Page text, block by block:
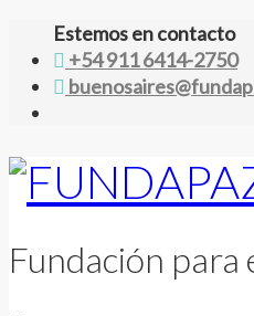
Estemos en contacto
+54 911 6414-2750
Fundación para